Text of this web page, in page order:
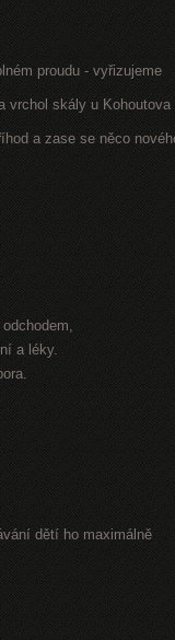
proudu - vyřizujeme
vrchol skály u Kohoutova
a zase se něco
a léky.
dětí ho maximálně